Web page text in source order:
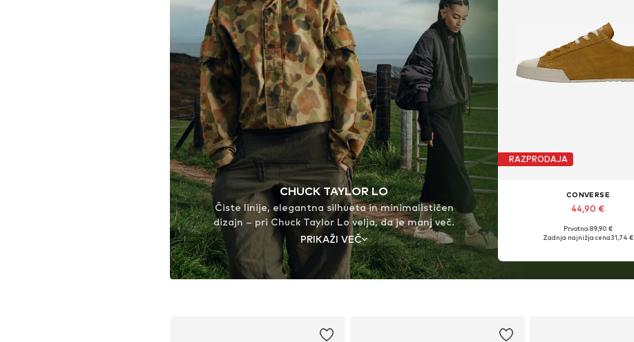
CHUCK TAYLOR LO
Čiste linije, elegantna silhueta in minimalističen
dizajn – pri Chuck Taylor Lo velja, da je manj več.
Zasnovan za vse, ki cenijo tiho moč preprostosti,
novi Chuck Taylor Lo prinaša umirjen, univerzalen
slog, ki ga poganjata dediščina in inovativnost
znamke Converse
PRIKAŽI VEČ
RAZPRODAJA
CONVERSE
44,90 €
Prvotno: 89,90 €
Zadnja najnižja cena31,74 €